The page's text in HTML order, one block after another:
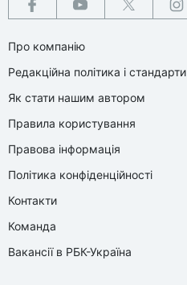
Про компанію
Редакційна політика і стандарти
Як стати нашим автором
Правила користування
Правова інформація
Політика конфіденційності
Контакти
Команда
Вакансії в РБК-Україна